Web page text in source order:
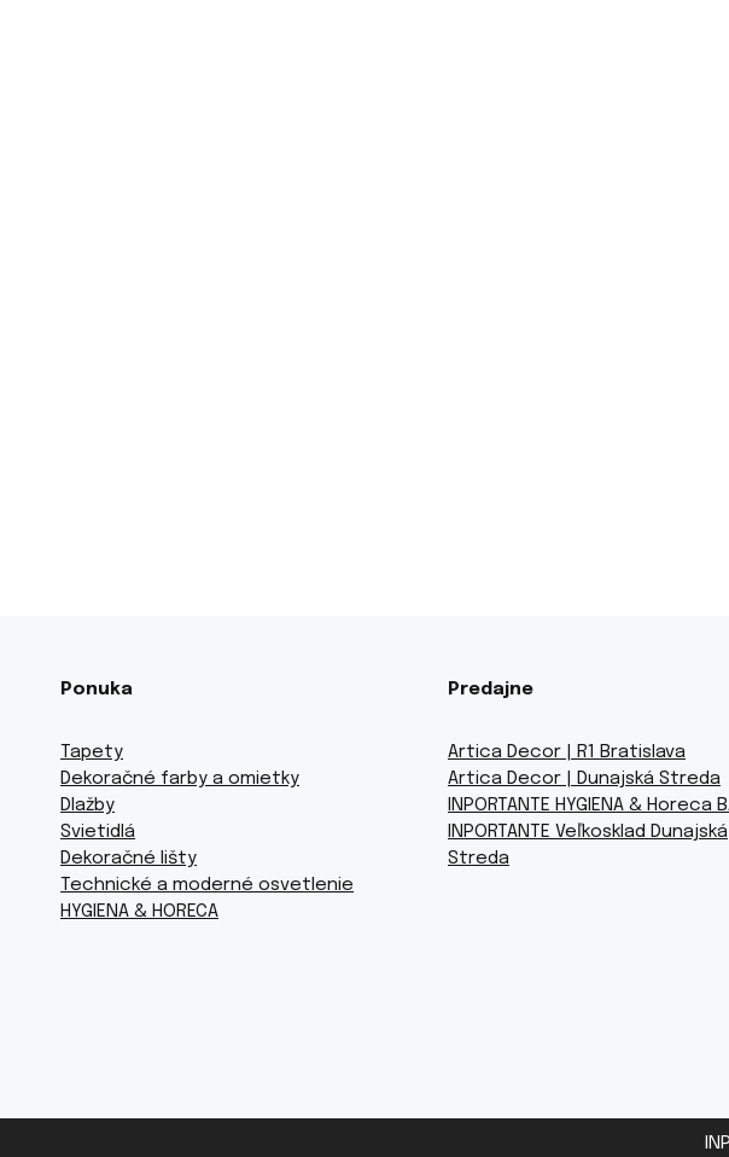
Ponuka
Tapety
Dekoračné farby a omietky
Dlažby
Svietidlá
Dekoračné lišty
Technické a moderné osvetlenie
HYGIENA & HORECA
Predajne
Artica Decor | R1 Bratislava
Artica Decor | Dunajská Streda
INPORTANTE HYGIENA & Horeca
INPORTANTE Veľkosklad Dunajská
Streda